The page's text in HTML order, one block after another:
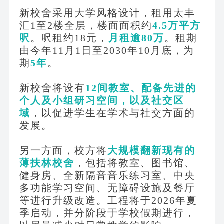
新校舍采用大学风格设计，租用太丰
汇1至2楼全层，楼面面积约4.5万平方
呎 。呎租约18元， 月租逾80万。租期
由今年11月1日至2030年10月底，为
期 5年。
新校舍将设有12间教室、配备先进的
个人及小组研习空间，以及社交区
域 ，以促进学生在学术与社交方面的
发展。
另一方面，校方将大规模翻新现有的
薄扶林校舍 ，包括将教室、图书馆、
健身房、全新隔音音乐练习室、中央
多功能学习空间、无障碍设施及餐厅
等进行升级改造。工程将于2026年夏
季启动，并分阶段于学校假期进行，